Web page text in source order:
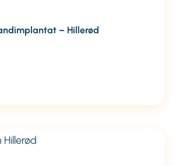
– Hillerød